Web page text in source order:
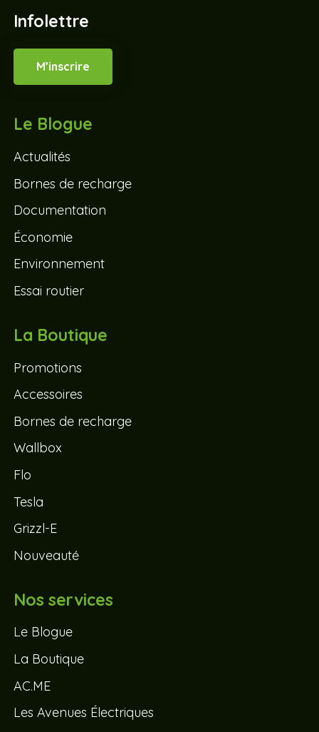
Infolettre
M’inscrire
Le Blogue
Actualités
Bornes de recharge
Documentation
Économie
Environnement
Essai routier
La Boutique
Promotions
Accessoires
Bornes de recharge
Wallbox
Flo
Tesla
Grizzl-E
Nouveauté
Nos services
Le Blogue
La Boutique
AC.ME
Les Avenues Électriques